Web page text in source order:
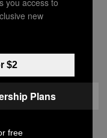
για
και
απλή και
δίκτυα
new
$2
Plans
free